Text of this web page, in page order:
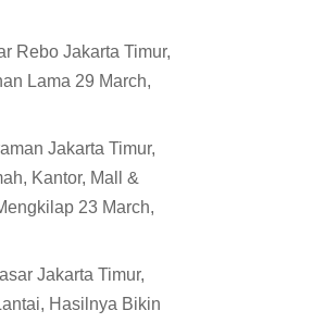
Rebo Jakarta Timur,
Lama 29 March,
Jakarta Timur,
Kantor, Mall &
23 March,
Jakarta Timur,
Hasilnya Bikin